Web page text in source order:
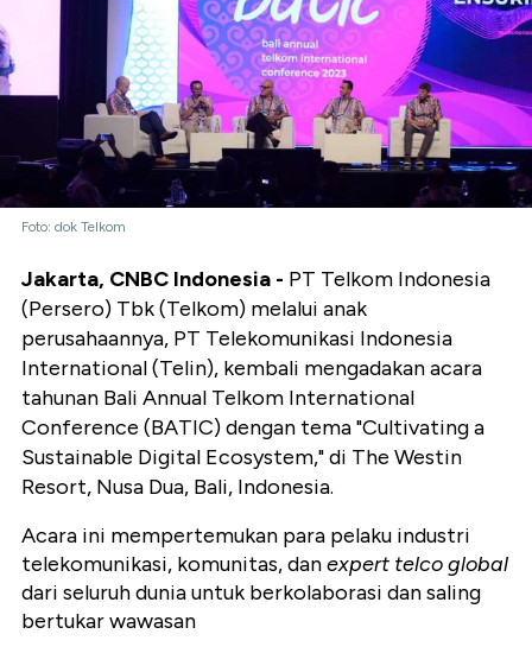
Foto: dok Telkom
Jakarta, CNBC Indonesia - PT Telkom Indonesia
(Persero) Tbk (Telkom) melalui anak
perusahaannya, PT Telekomunikasi Indonesia
International (Telin), kembali mengadakan acara
tahunan Bali Annual Telkom International
Conference (BATIC) dengan tema "Cultivating a
Sustainable Digital Ecosystem," di The Westin
Resort, Nusa Dua, Bali, Indonesia.
Acara ini mempertemukan para pelaku industri
telekomunikasi, komunitas, danexpert telco global
dari seluruhdunia untuk berkolaborasi dan saling
bertukar wawasan